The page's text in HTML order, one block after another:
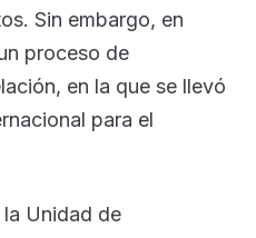
Sin embargo, en
proceso de
en la que se llevó
para el
Unidad de